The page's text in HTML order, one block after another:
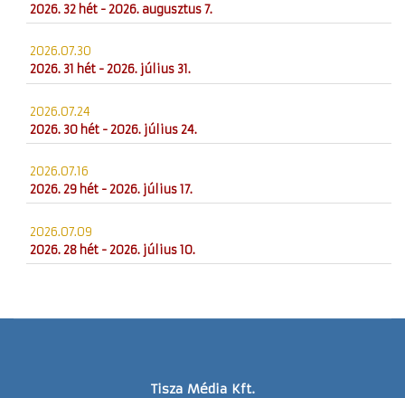
2026. 32 hét - 2026. augusztus 7.
2026.07.30
2026. 31 hét - 2026. július 31.
2026.07.24
2026. 30 hét - 2026. július 24.
2026.07.16
2026. 29 hét - 2026. július 17.
2026.07.09
2026. 28 hét - 2026. július 10.
Tisza Média Kft.